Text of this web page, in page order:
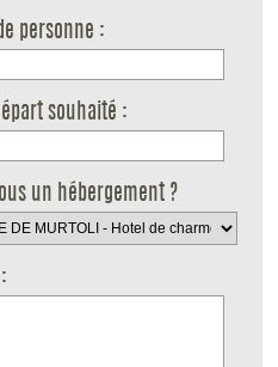
personne :
souhaité :
un hébergement ?